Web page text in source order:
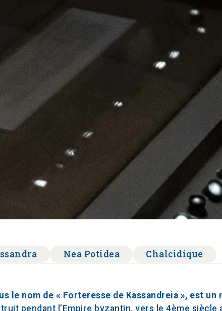
Nea Potidea Chalcidique
le nom de « Forteresse de Kassandreia », est un
pendant l’Empire byzantin, vers le 4ème siècle